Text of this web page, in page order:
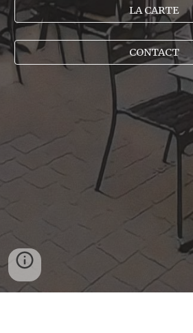
LA CARTE
CONTACT